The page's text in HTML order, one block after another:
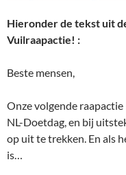
Hieronder de tekst uit
Vuilraapactie! :
Beste mensen,
Onze volgende
NL-Doetdag, en bij
op uit te trekken. En als
is…